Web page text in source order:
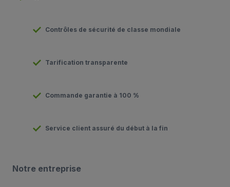
Contrôles de sécurité de classe mondiale
Tarification transparente
Commande garantie à 100 %
Service client assuré du début à la fin
Notre entreprise